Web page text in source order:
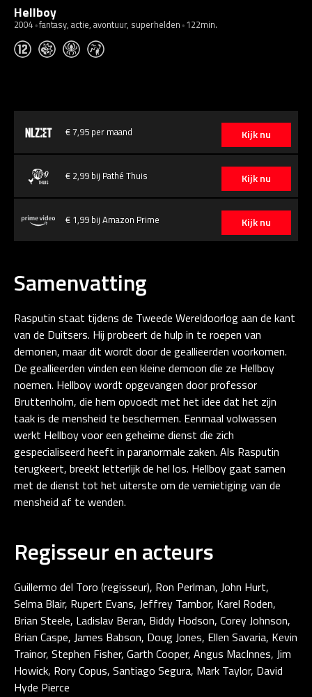
Hellboy
2004 fantasy, actie, avontuur, superhelden 122min.
Kijk nu
€ 7,95 per maand
Kijk nu
€ 2,99 bij Pathé Thuis
Kijk nu
€ 1,99 bij Amazon Prime
Samenvatting
Rasputin staat tijdens de Tweede Wereldoorlog aan de kant
van de Duitsers. Hij probeert de hulp in te roepen van
demonen, maar dit wordt door de geallieerden voorkomen.
De geallieerden vinden een kleine demoon die ze Hellboy
noemen. Hellboy wordt opgevangen door professor
Bruttenholm, die hem opvoedt met het idee dat het zijn
taak is de mensheid te beschermen. Eenmaal volwassen
werkt Hellboy voor een geheime dienst die zich
gespecialiseerd heeft in paranormale zaken. Als Rasputin
terugkeert, breekt letterlijk de hel los. Hellboy gaat samen
met de dienst tot het uiterste om de vernietiging van de
mensheid af te wenden.
Regisseur en acteurs
Guillermo del Toro (regisseur), Ron Perlman, John Hurt,
Selma Blair, Rupert Evans, Jeffrey Tambor, Karel Roden,
Brian Steele, Ladislav Beran, Biddy Hodson, Corey Johnson,
Brian Caspe, James Babson, Doug Jones, Ellen Savaria, Kevin
Trainor, Stephen Fisher, Garth Cooper, Angus MacInnes, Jim
Howick, Rory Copus, Santiago Segura, Mark Taylor, David
Hyde Pierce